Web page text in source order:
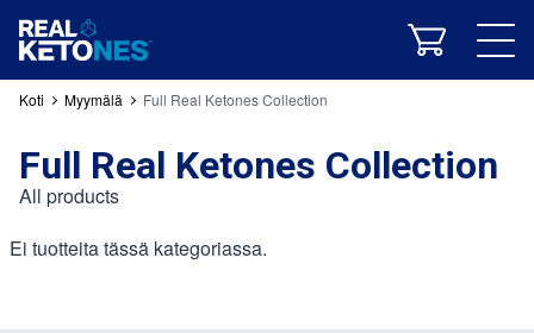
Energia ja suorituskyky
Koti Myymälä Full Real Ketones Collection
Full Real Ketones Collection
All products
Ei tuotteita tässä kategoriassa.